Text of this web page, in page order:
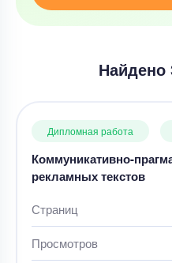
Найдено
Дипломная работа
Коммуникативно-
рекламных текстов
Страниц
Просмотров